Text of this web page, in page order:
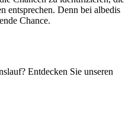
entsprechen. Denn bei albedis
Chance.
Entdecken Sie unseren